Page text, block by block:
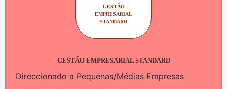
GESTÃO
EMPRESARIAL
STANDARD
GESTÃO EMPRESARIAL STANDARD
Direccionado a Pequenas/Médias Empresas